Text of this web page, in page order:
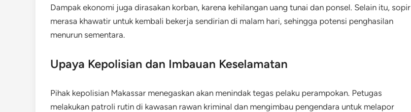
Dampak ekonomi juga dirasakan korban, karena kehilangan uang tunai dan ponsel. Selain itu, sopir
merasa khawatir untuk kembali bekerja sendirian di malam hari, sehingga potensi penghasilan
menurun sementara.
Upaya Kepolisian dan Imbauan Keselamatan
Pihak kepolisian Makassar menegaskan akan menindak tegas pelaku perampokan. Petugas
melakukan patroli rutin di kawasan rawan kriminal dan mengimbau pengendara untuk melapor